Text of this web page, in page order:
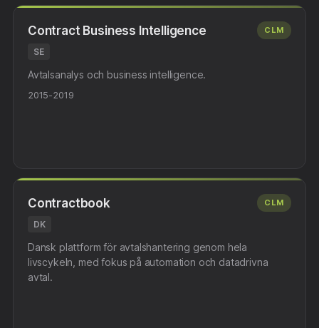
Contract Business Intelligence
SE
CLM
Avtalsanalys och business intelligence.
2015-2019
Contractbook
DK
CLM
Dansk plattform för avtalshantering genom hela
livscykeln, med fokus på automation och datadrivna
avtal.